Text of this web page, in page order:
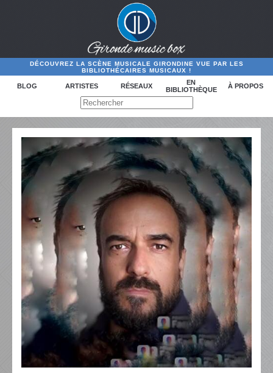
DÉCOUVREZ LA SCÈNE MUSICALE GIRONDINE VUE PAR LES
BIBLIOTHÉCAIRES MUSICAUX !
BLOG ARTISTES RÉSEAUX
EN
BIBLIOTHÈQUE
À PROPOS